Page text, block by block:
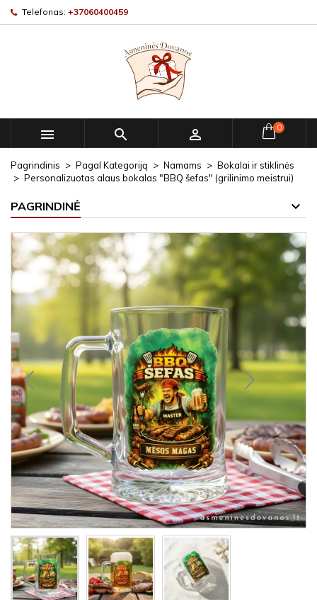
Telefonas: +37060400459
   0
Pagrindinis Pagal Kategoriją Namams
Bokalai ir stiklinės
Personalizuotas alaus bokalas "BBQ šefas" (grilinimo meistrui)
PAGRINDINĖ